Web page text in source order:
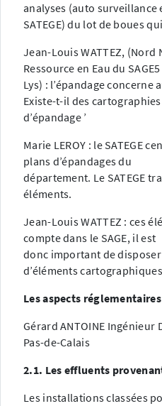
analyses (auto surveillance
SATEGE) du lot de boues
Jean-Louis WATTEZ, (Nord
Ressource en Eau du
Lys) : l’épandage concerne
Existe-t-il des
d’épandage ’
Marie LEROY : le SATEGE
plans d’épandages du
département. Le SATEGE
éléments.
Jean-Louis WATTEZ : ces
compte dans le SAGE, il est
donc important de
d’éléments
Les aspects
Gérard ANTOINE Ingénieur
Pas-de-Calais
2.1. Les effluents
Les installations classées